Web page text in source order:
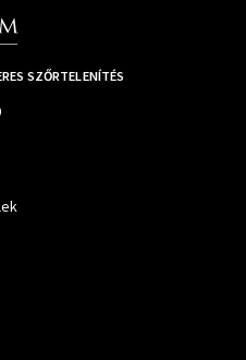
SZŐRTELENÍTÉS